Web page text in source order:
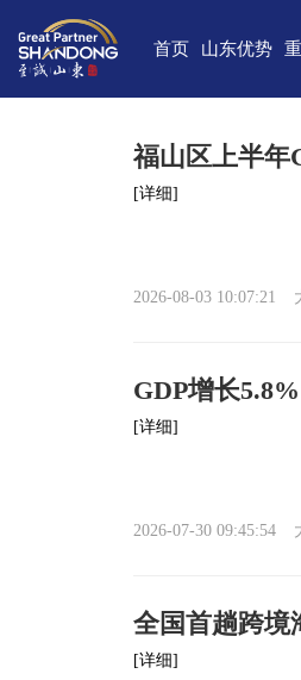
首页 山东优势
独特的区位优势
雄厚的经济基础
完备的产业体系
丰富的人力资源
强大的科技实力
新一代信息技
新能源
福山区上半年
[详细]
2026-08-03 10:07:21
GDP增长
[详细]
2026-07-30 09:45:54
全国首趟跨境
[详细]